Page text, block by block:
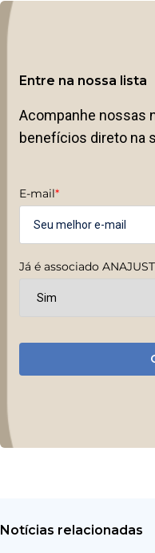
Entre na nossa lista
Acompanhe nossas
benefícios direto na
E-mail*
Já é associado
Notícias relacionadas